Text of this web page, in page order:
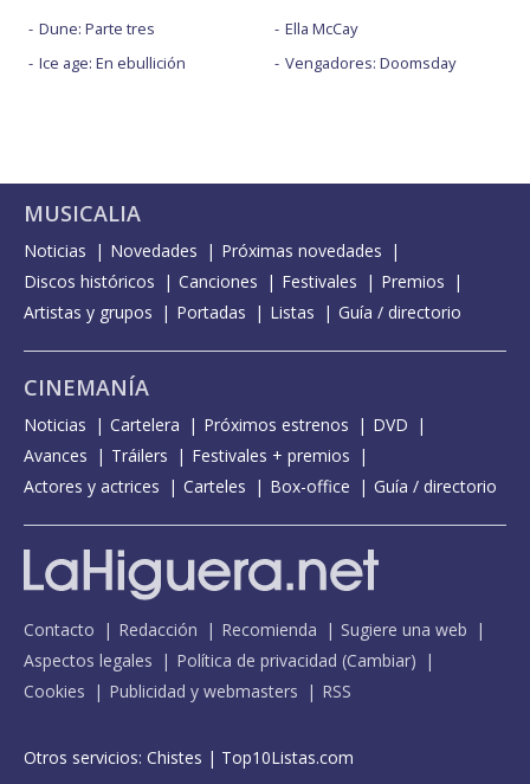
Dune: Parte tres
Ice age: En ebullición
Ella McCay
Vengadores: Doomsday
MUSICALIA
Noticias Novedades
Próximas novedades
Discos históricos
Canciones Festivales
Premios
Artistas y grupos
Portadas Listas Guía / directorio
CINEMANÍA
Noticias Cartelera Próximos estrenos
DVD
Avances
Tráilers
Festivales + premios
Actores y actrices
Carteles Box-office Guía / directorio
Contacto Redacción Recomienda
Sugiere una web
Aspectos legales
Política de privacidad (Cambiar)
Cookies
Publicidad y webmasters RSS
Otros servicios: Chistes | Top10Listas.com